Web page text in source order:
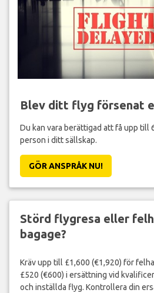
Blev ditt flyg försenat
Du kan vara berättigad att få upp till
person i ditt sällskap.
GÖR ANSPRÅK NU!
Störd flygresa eller
bagage?
Kräv upp till £1,600 (€1,920) för
£520 (€600) i ersättning vid
och inställda flyg. Kontrollera din